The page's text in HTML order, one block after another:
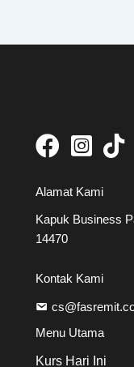
Alamat Kami
Kapuk Business
14470
Kontak Kami
Menu Utama
Kurs Hari Ini